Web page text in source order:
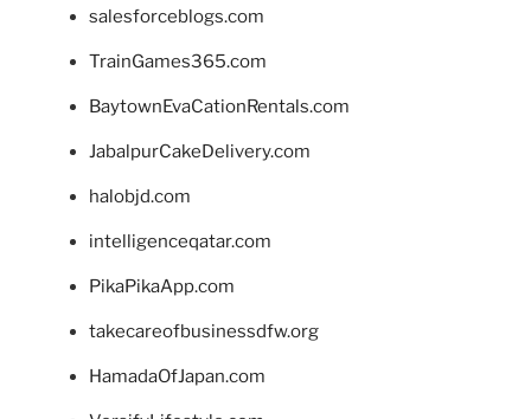
salesforceblogs.com
TrainGames365.com
BaytownEvaCationRentals.com
JabalpurCakeDelivery.com
halobjd.com
intelligenceqatar.com
PikaPikaApp.com
takecareofbusinessdfw.org
HamadaOfJapan.com